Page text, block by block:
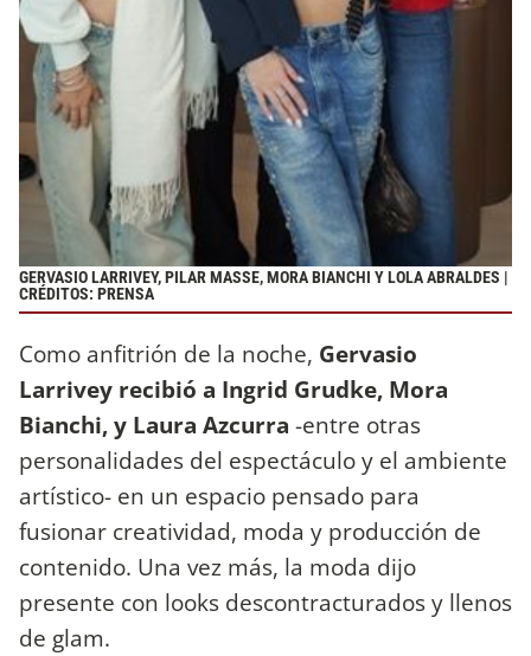
GERVASIO LARRIVEY, PILAR MASSE, MORA BIANCHI Y LOLA ABRALDES |
CRÉDITOS: PRENSA
Como anfitrión de la noche, Gervasio
Larrivey recibió a Ingrid Grudke, Mora
Bianchi, y Laura Azcurra -entre otras
personalidades del espectáculo y el ambiente
artístico- en un espacio pensado para
fusionar creatividad, moda y producción de
contenido. Una vez más, la moda dijo
presente con looks descontracturados y llenos
de glam.